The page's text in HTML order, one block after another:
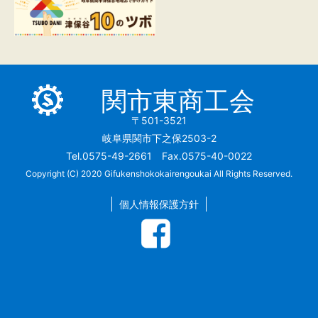
関市東商工会
〒501-3521
岐阜県関市下之保2503-2
Tel.0575-49-2661 Fax.0575-40-0022
Copyright (C) 2020 Gifukenshokokairengoukai All Rights Reserved.
個人情報保護方針